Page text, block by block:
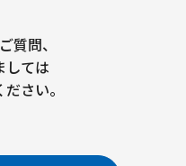
質問、
しては
さい。